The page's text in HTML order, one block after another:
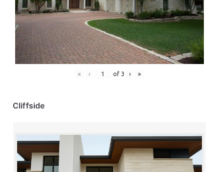
« ‹ of 3 › »
Cliffside